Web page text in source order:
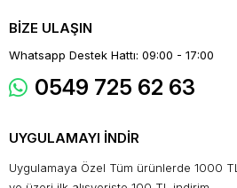
BİZE ULAŞIN
Whatsapp Destek Hattı: 09:00 - 17:00
0549 725 62 63
UYGULAMAYI İNDİR
Uygulamaya Özel Tüm ürünlerde 1000 TL